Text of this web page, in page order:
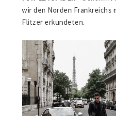
wir den Norden Frankreichs
Flitzer erkundeten.